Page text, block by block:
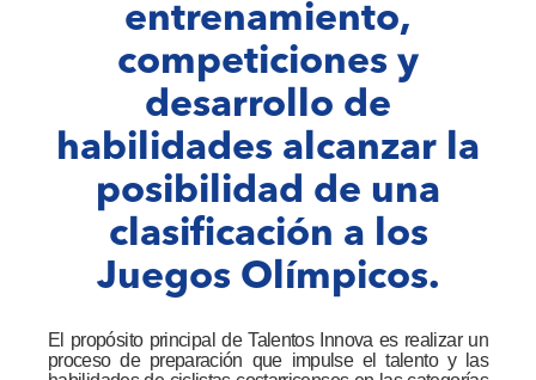
entrenamiento,
competiciones y
desarrollo de
habilidades alcanzar la
posibilidad de una
clasificación a los
Juegos Olímpicos.
El propósito principal de Talentos Innova es realizar un
proceso de preparación que impulse el talento y las